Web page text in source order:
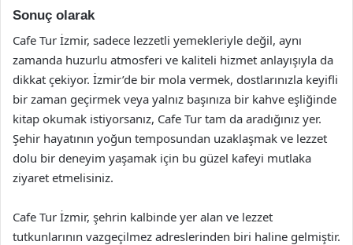
Sonuç olarak
Cafe Tur İzmir, sadece lezzetli yemekleriyle değil, aynı
zamanda huzurlu atmosferi ve kaliteli hizmet anlayışıyla da
dikkat çekiyor. İzmir’de bir mola vermek, dostlarınızla keyifli
bir zaman geçirmek veya yalnız başınıza bir kahve eşliğinde
kitap okumak istiyorsanız, Cafe Tur tam da aradığınız yer.
Şehir hayatının yoğun temposundan uzaklaşmak ve lezzet
dolu bir deneyim yaşamak için bu güzel kafeyi mutlaka
ziyaret etmelisiniz.
Cafe Tur İzmir, şehrin kalbinde yer alan ve lezzet
tutkunlarının vazgeçilmez adreslerinden biri haline gelmiştir.